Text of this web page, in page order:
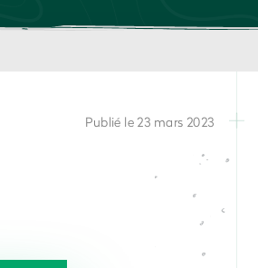
Publié le 23 mars 2023